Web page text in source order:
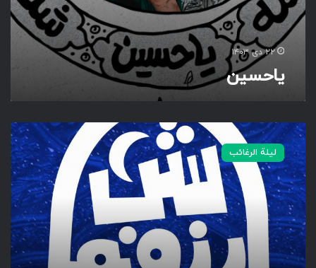
۲۲ دی ۱۴۰۳
یاحسین
ش
ب
آ
ر
ز
و
ه
ا
لیلة الرغائب